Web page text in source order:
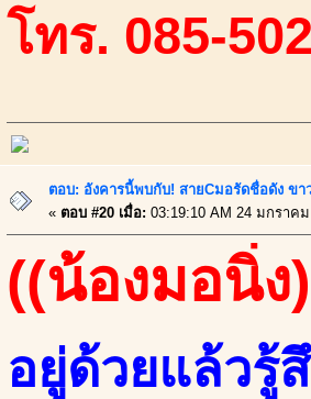
โทร. 085-
ตอบ: อังคารนี้พบกับ! สายCมอรัดชื่อดัง ขา
« ตอบ #20 เมื่อ: 03:19:10 AM 24 มกราค
((น้องมอนิ่ง
อยู่ด้วยแล้วรู้